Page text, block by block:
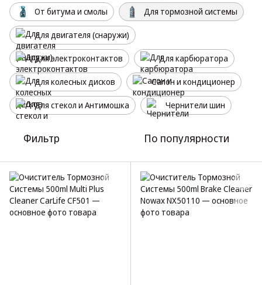
От битума и смолы Для тормозной системы
Для двигателя (снаружи)
Для электроконтактов Для карбюратора
Для колесных дисков Салон и кондиционер
Для стекол и Антимошка Чернители шин
Фильтр По популярности